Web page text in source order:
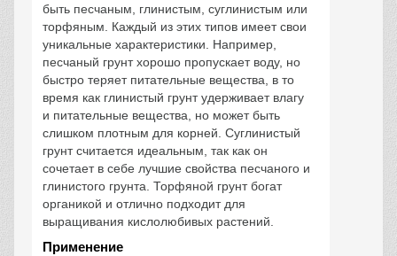
быть песчаным, глинистым, суглинистым или
торфяным. Каждый из этих типов имеет свои
уникальные характеристики. Например,
песчаный грунт хорошо пропускает воду, но
быстро теряет питательные вещества, в то
время как глинистый грунт удерживает влагу
и питательные вещества, но может быть
слишком плотным для корней. Суглинистый
грунт считается идеальным, так как он
сочетает в себе лучшие свойства песчаного и
глинистого грунта. Торфяной грунт богат
органикой и отлично подходит для
выращивания кислолюбивых растений.
Применение